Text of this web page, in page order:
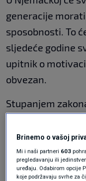
generacije
sposobnosti. To
sljedeće godine
upitnik o
obvezan.
Stupanjem
2008. Postupno
ovisno o
ždrijebom u
Brinemo o vašoj
Mi i naši partneri 603
pregledavanju ili
uređaju. Odabirom opcije
koje podržavaju svrhe za